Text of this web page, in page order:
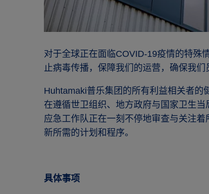
对于全球正在面临COVID-19疫情的特殊
止病毒传播，保障我们的运营，确保我们
Huhtamaki普乐集团的所有利益相关者
在遵循世卫组织、地方政府与国家卫生
应急工作队正在一刻不停地审查与关注
新所需的计划和程序。
具体事项